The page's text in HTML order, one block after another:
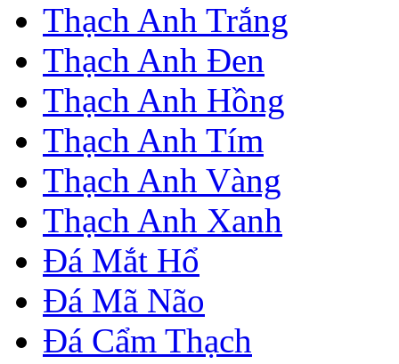
Thạch Anh Trắng
Thạch Anh Đen
Thạch Anh Hồng
Thạch Anh Tím
Thạch Anh Vàng
Thạch Anh Xanh
Đá Mắt Hổ
Đá Mã Não
Đá Cẩm Thạch